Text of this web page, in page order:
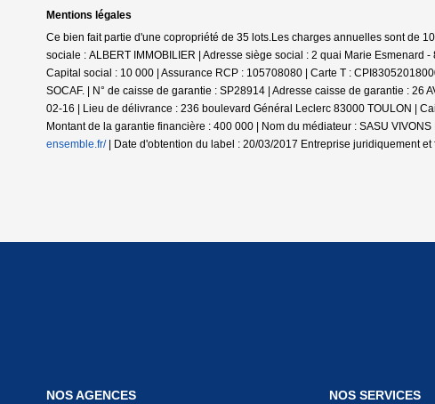
Mentions légales
Ce bien fait partie d'une copropriété de 35 lots.Les charges annuelles sont de
sociale : ALBERT IMMOBILIER | Adresse siège social : 2 quai Marie Esmenard
Capital social : 10 000 | Assurance RCP : 105708080 | Carte T :
SOCAF. | N° de caisse de garantie : SP28914 | Adresse caisse de garantie :
02-16 | Lieu de délivrance : 236 boulevard Général Leclerc 83000 TOULON |
Montant de la garantie financière : 400 000 | Nom du médiateur : SASU
ensemble.fr/| Date d'obtention du label : 20/03/2017 Entreprise juridiquement
NOS AGENCES NOS SERVICES